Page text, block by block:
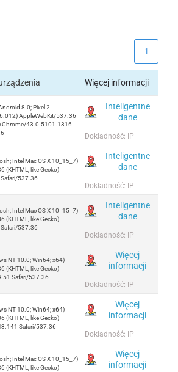
1
Więcej informacji
8.0; Pixel 2
AppleWebKit/537.36
Chrome/43.0.5101.1316
Inteligentne
dane
Dokładność: IP
Intel Mac OS X 10_15_7)
(KHTML, like Gecko)
537.36
Inteligentne
dane
Dokładność: IP
Intel Mac OS X 10_15_7)
(KHTML, like Gecko)
537.36
Inteligentne
dane
Dokładność: IP
NT 10.0; Win64; x64)
(KHTML, like Gecko)
Safari/537.36
Więcej
informacji
Dokładność: IP
NT 10.0; Win64; x64)
(KHTML, like Gecko)
Safari/537.36
Więcej
informacji
Dokładność: IP
Intel Mac OS X 10_15_7)
(KHTML, like Gecko)
Więcej
informacji